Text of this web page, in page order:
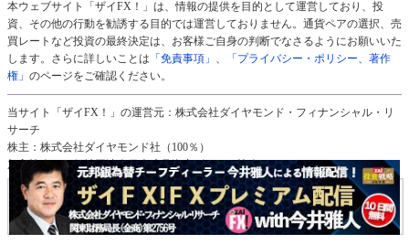
本ウェブサイト「ザイFX！」は、情報の提供を目的として運営しており、投
資、その他の行動を勧誘する目的では運営しておりません。通貨ペアの選択、売
買レートなど投資の最終決定は、お客様ご自身の判断でなさるようにお願いいた
します。さらに詳しいことは 「免責事項」 、
「プライバシー・ポリシー、著作
権」 のページをご確認ください。
当サイト「ザイFX！」の運営元：株式会社ダイヤモンド・フィナンシャル・リ
サーチ
株主：株式会社ダイヤモンド社（100％）
加入協会：一般社団法人日本暗号資産ビジネス協会（ＪＣＢＡ）